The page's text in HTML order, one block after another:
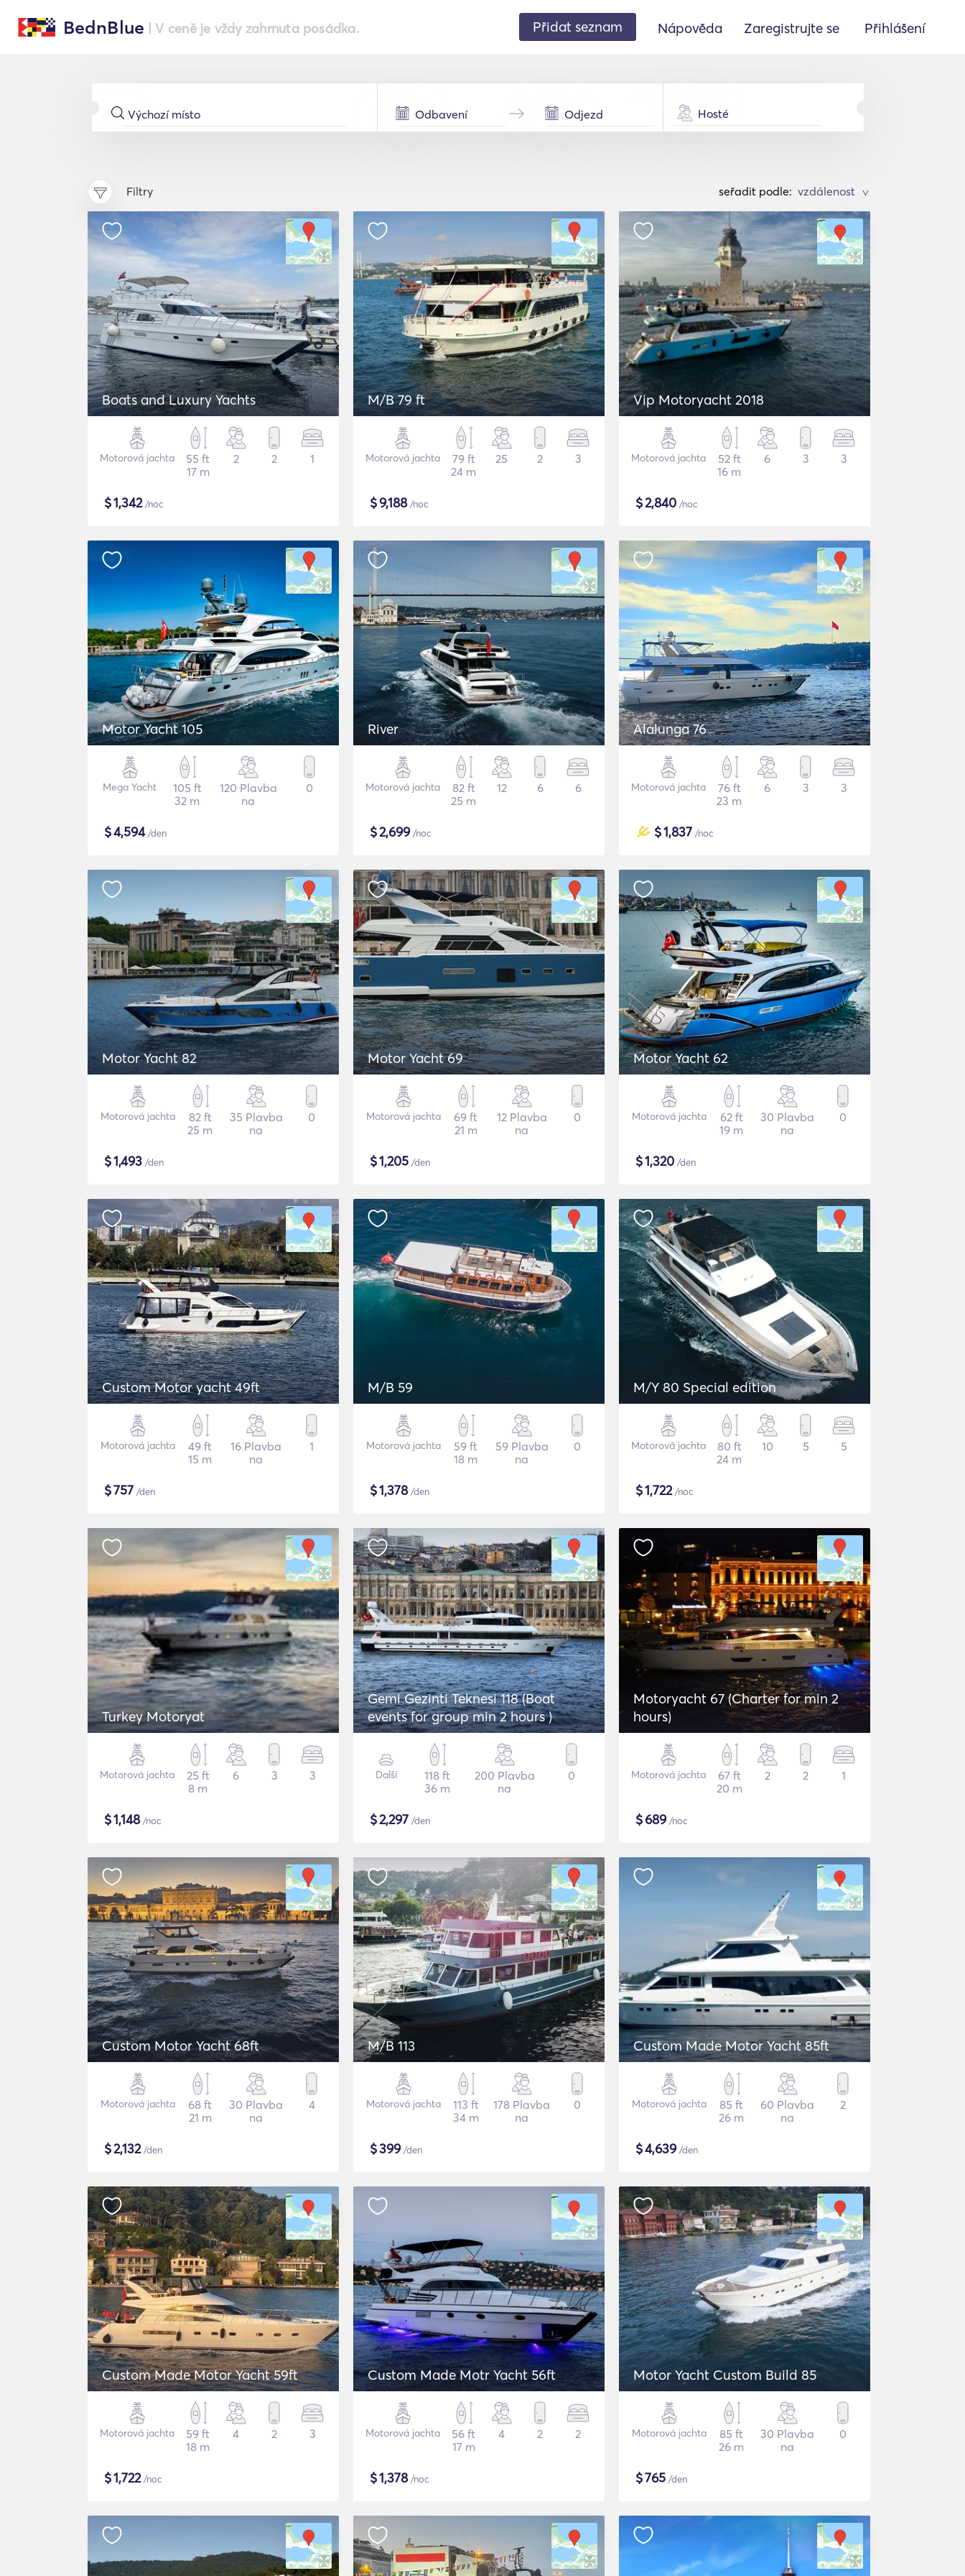
BednBlue | V ceně je vždy zahrnuta posádka. Přidat seznam Nápověda Zaregistrujte se Přihlášení
Hosté
Filtry seřadit podle: >
Boats and Luxury Yachts
Motorová jachta
55 ft
17 m
2 2 1
$1,342/noc
M/B 79 ft
Motorová jachta
79 ft
24 m
25 2 3
$9,188/noc
Vip Motoryacht 2018
Motorová jachta
52 ft
16 m
6 3 3
$2,840 /noc
Motor Yacht 105
Mega Yacht
105 ft
32 m
120 Plavba
na
0
$4,594/den
River
Motorová jachta
82 ft
25 m
12 6 6
$2,699/noc
Alalunga 76
Motorová jachta
76 ft
23 m
6 3 3
$1,837 /noc
Motor Yacht 82
Motorová jachta
82 ft
25 m
35 Plavba
na
0
$1,493 /den
Motor Yacht 69
Motorová jachta
69 ft
21 m
12 Plavba
na
0
$1,205 /den
Motor Yacht 62
Motorová jachta
62 ft
19 m
30 Plavba
na
0
$1,320 /den
Custom Motor yacht 49ft
Motorová jachta
49 ft
15 m
16 Plavba
na
1
$757 /den
M/B 59
Motorová jachta
59 ft
18 m
59 Plavba
na
0
$1,378/den
M/Y 80 Special edition
Motorová jachta
80 ft
24 m
10 5 5
$1,722/noc
Turkey Motoryat
Motorová jachta
25 ft
8 m
6 3 3
$1,148/noc
Gemi Gezinti Teknesi 118 (Boat
events for group min 2 hours )
Další
118 ft
36 m
200 Plavba
na
0
$2,297 /den
Motoryacht 67 (Charter for min 2
hours)
Motorová jachta
67 ft
20 m
2 2 1
$689/noc
Custom Motor Yacht 68ft
Motorová jachta
68 ft
21 m
30 Plavba
na
4
$2,132/den
M/B 113
Motorová jachta
113 ft
34 m
178 Plavba
na
0
$399/den
Custom Made Motor Yacht 85ft
Motorová jachta
85 ft
26 m
60 Plavba
na
2
$4,639/den
Custom Made Motor Yacht 59ft
Motorová jachta
59 ft
18 m
4 2 3
$1,722/noc
Custom Made Motr Yacht 56ft
Motorová jachta
56 ft
17 m
4 2 2
$1,378/noc
Motor Yacht Custom Build 85
Motorová jachta
85 ft
26 m
30 Plavba
na
0
$765 /den